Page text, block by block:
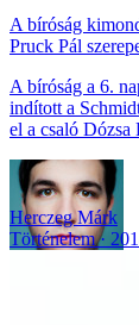
A bíróság
Pruck Pál
A bíróság a 6.
indított a
el a csaló Dózsa
Herczeg Márk
Történelem